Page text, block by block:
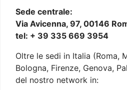
Sede centrale:
Via Avicenna, 97, 00146
tel: + 39 335 669 3954
Oltre le sedi in Italia (Roma,
Bologna, Firenze, Genova,
del nostro network in: